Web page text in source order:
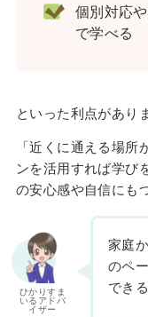
個別対応
で学べる
といった利点があり
「近くに通える場
ンを活用すれば学び
の安心感や自信にも
ひかりすま
いるアドバ
イザー
家庭
のペ
でき